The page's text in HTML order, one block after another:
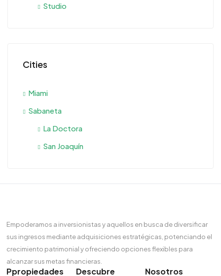
Studio
Cities
Miami
Sabaneta
La Doctora
San Joaquín
Empoderamos a inversionistas y aquellos en busca de diversificar
sus ingresos mediante adquisiciones estratégicas, potenciando el
crecimiento patrimonial y ofreciendo opciones flexibles para
alcanzar sus metas financieras.
Ppropiedades Descubre Nosotros